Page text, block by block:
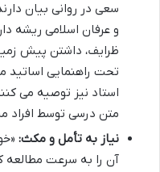
سعی در روانی بیان
و عرفان اسلامی ریشه
ظرایف، داشتن پیش
تحت راهنمایی اساتید
استاد نیز توصیه می
متن درسی توسط
نیاز به تأمل و مکث:
آن را به سرعت مطالعه